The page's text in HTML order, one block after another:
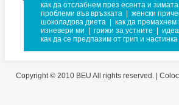
как да отслабнем през есента и зимата
проблеми във връзката
женски
шоколадова диета
как да премахнем
изневери ми
грижи за устните
как да се предпазим от грип и настинка
Copyright © 2010 BEU All rights reserved. |